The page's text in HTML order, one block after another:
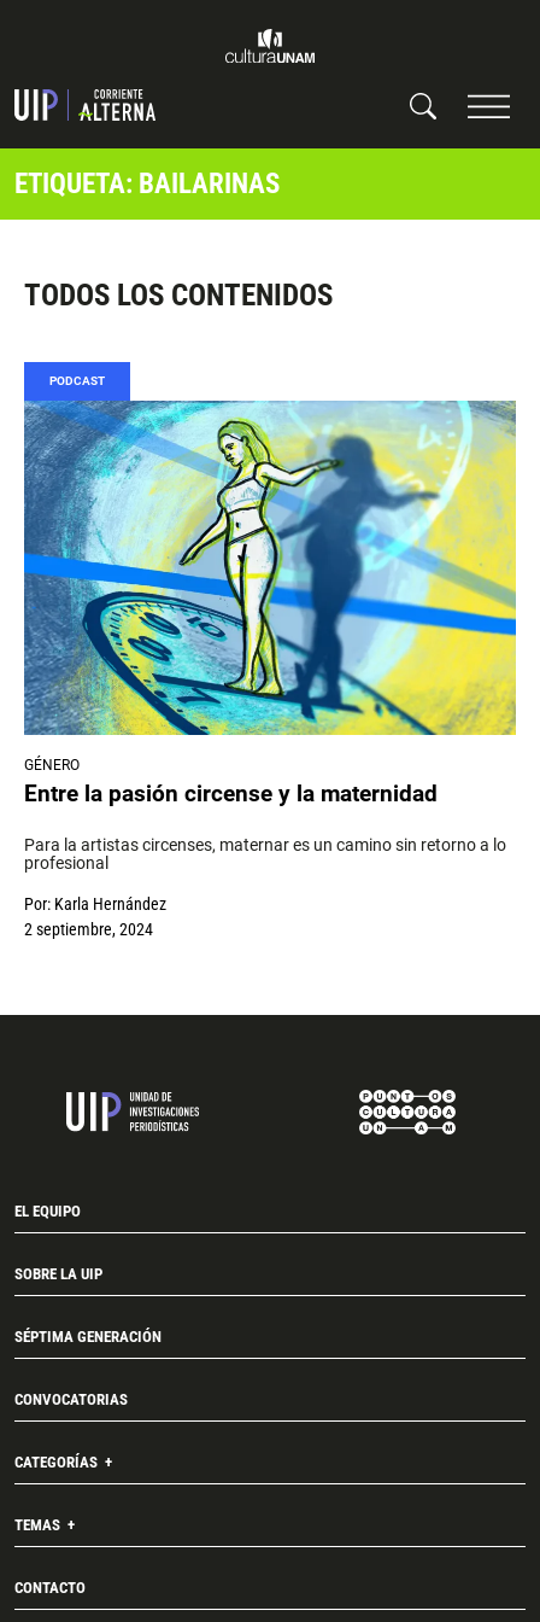
ETIQUETA: BAILARINAS
TODOS LOS CONTENIDOS
PODCAST
GÉNERO
Entre la pasión circense y la maternidad
Para la artistas circenses, maternar es un camino sin retorno a lo
profesional
Por: Karla Hernández
2 septiembre, 2024
EL EQUIPO
SOBRE LA UIP
SÉPTIMA GENERACIÓN
CONVOCATORIAS
CATEGORÍAS
TEMAS
CONTACTO